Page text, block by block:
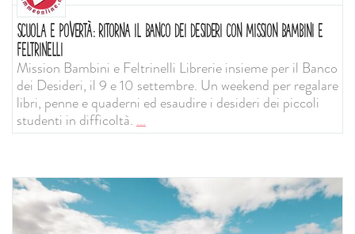
SCUOLA E POVERTÀ: RITORNA IL BANCO DEI DESIDERI CON MISSION BAMBINI E
FELTRINELLI
Mission Bambini e Feltrinelli Librerie insieme per il Banco
dei Desideri, il 9 e 10 settembre. Un weekend per regalare
libri, penne e quaderni ed esaudire i desideri dei piccoli
studenti in difficoltà....